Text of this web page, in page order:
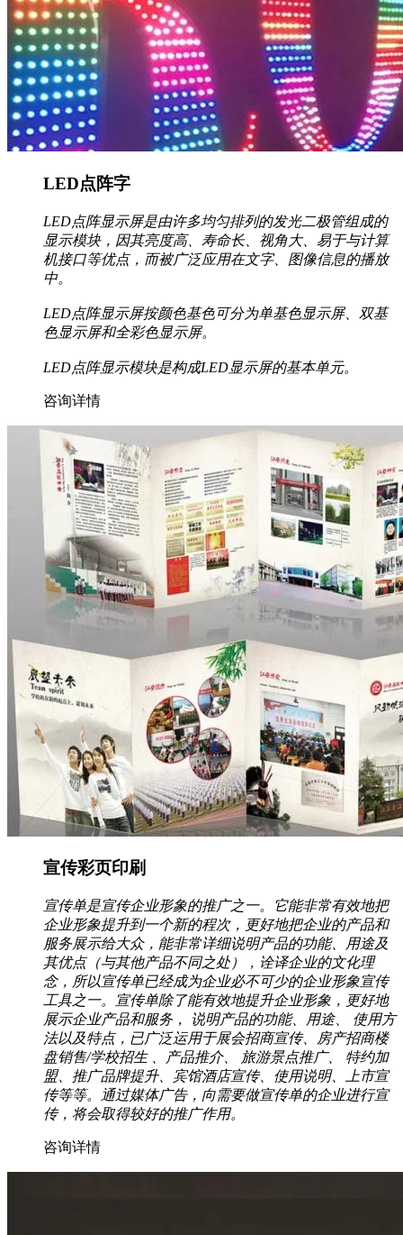
LED点阵字
LED点阵显示屏是由许多均匀排列的发光二极管组成的
显示模块，因其亮度高、寿命长、视角大、易于与计算
机接口等优点，而被广泛应用在文字、图像信息的播放
中。
LED点阵显示屏按颜色基色可分为单基色显示屏、双基
色显示屏和全彩色显示屏。
LED点阵显示模块是构成LED显示屏的基本单元。
咨询详情
宣传彩页印刷
宣传单是宣传企业形象的推广之一。它能非常有效地把
企业形象提升到一个新的程次，更好地把企业的产品和
服务展示给大众，能非常详细说明产品的功能、用途及
其优点（与其他产品不同之处），诠译企业的文化理
念，所以宣传单已经成为企业必不可少的企业形象宣传
工具之一。宣传单除了能有效地提升企业形象，更好地
展示企业产品和服务， 说明产品的功能、用途、 使用方
法以及特点，已广泛运用于展会招商宣传、房产招商楼
盘销售/学校招生 、产品推介、 旅游景点推广、 特约加
盟、推广品牌提升、宾馆酒店宣传、使用说明、上市宣
传等等。通过媒体广告，向需要做宣传单的企业进行宣
传，将会取得较好的推广作用。
咨询详情